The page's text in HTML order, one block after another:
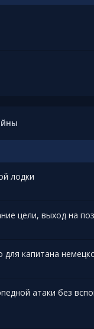
лодки
цели, выход на
капитана
атаки без